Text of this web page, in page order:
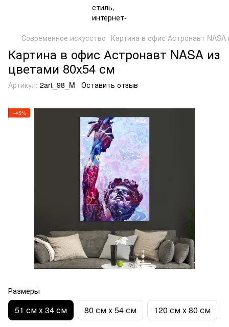
Современное искусство Картина в офис Астронавт
Картина в офис Астронавт NASA из
цветами 80x54 см
Артикул: 2art_98_M Оставить отзыв
−45%
Размеры
51 см x 34 см 80 см x 54 см 120 см x 80 см